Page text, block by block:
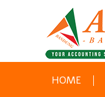
HOME